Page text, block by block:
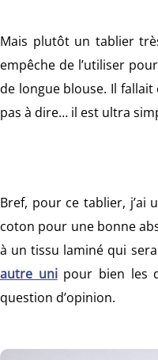
Mais plutôt un tablier
empêche de l’utiliser
de longue blouse. Il fallait
pas à dire… il est ultra
Bref, pour ce tablier, j’ai
coton pour une bonne
à un tissu laminé qui
autre unipour bien les
question d’opinion.